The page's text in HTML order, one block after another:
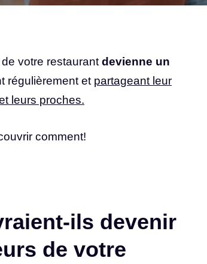
votre restaurant devienne un
régulièrement et partageant leur
leurs proches.
comment!
ils devenir
de votre